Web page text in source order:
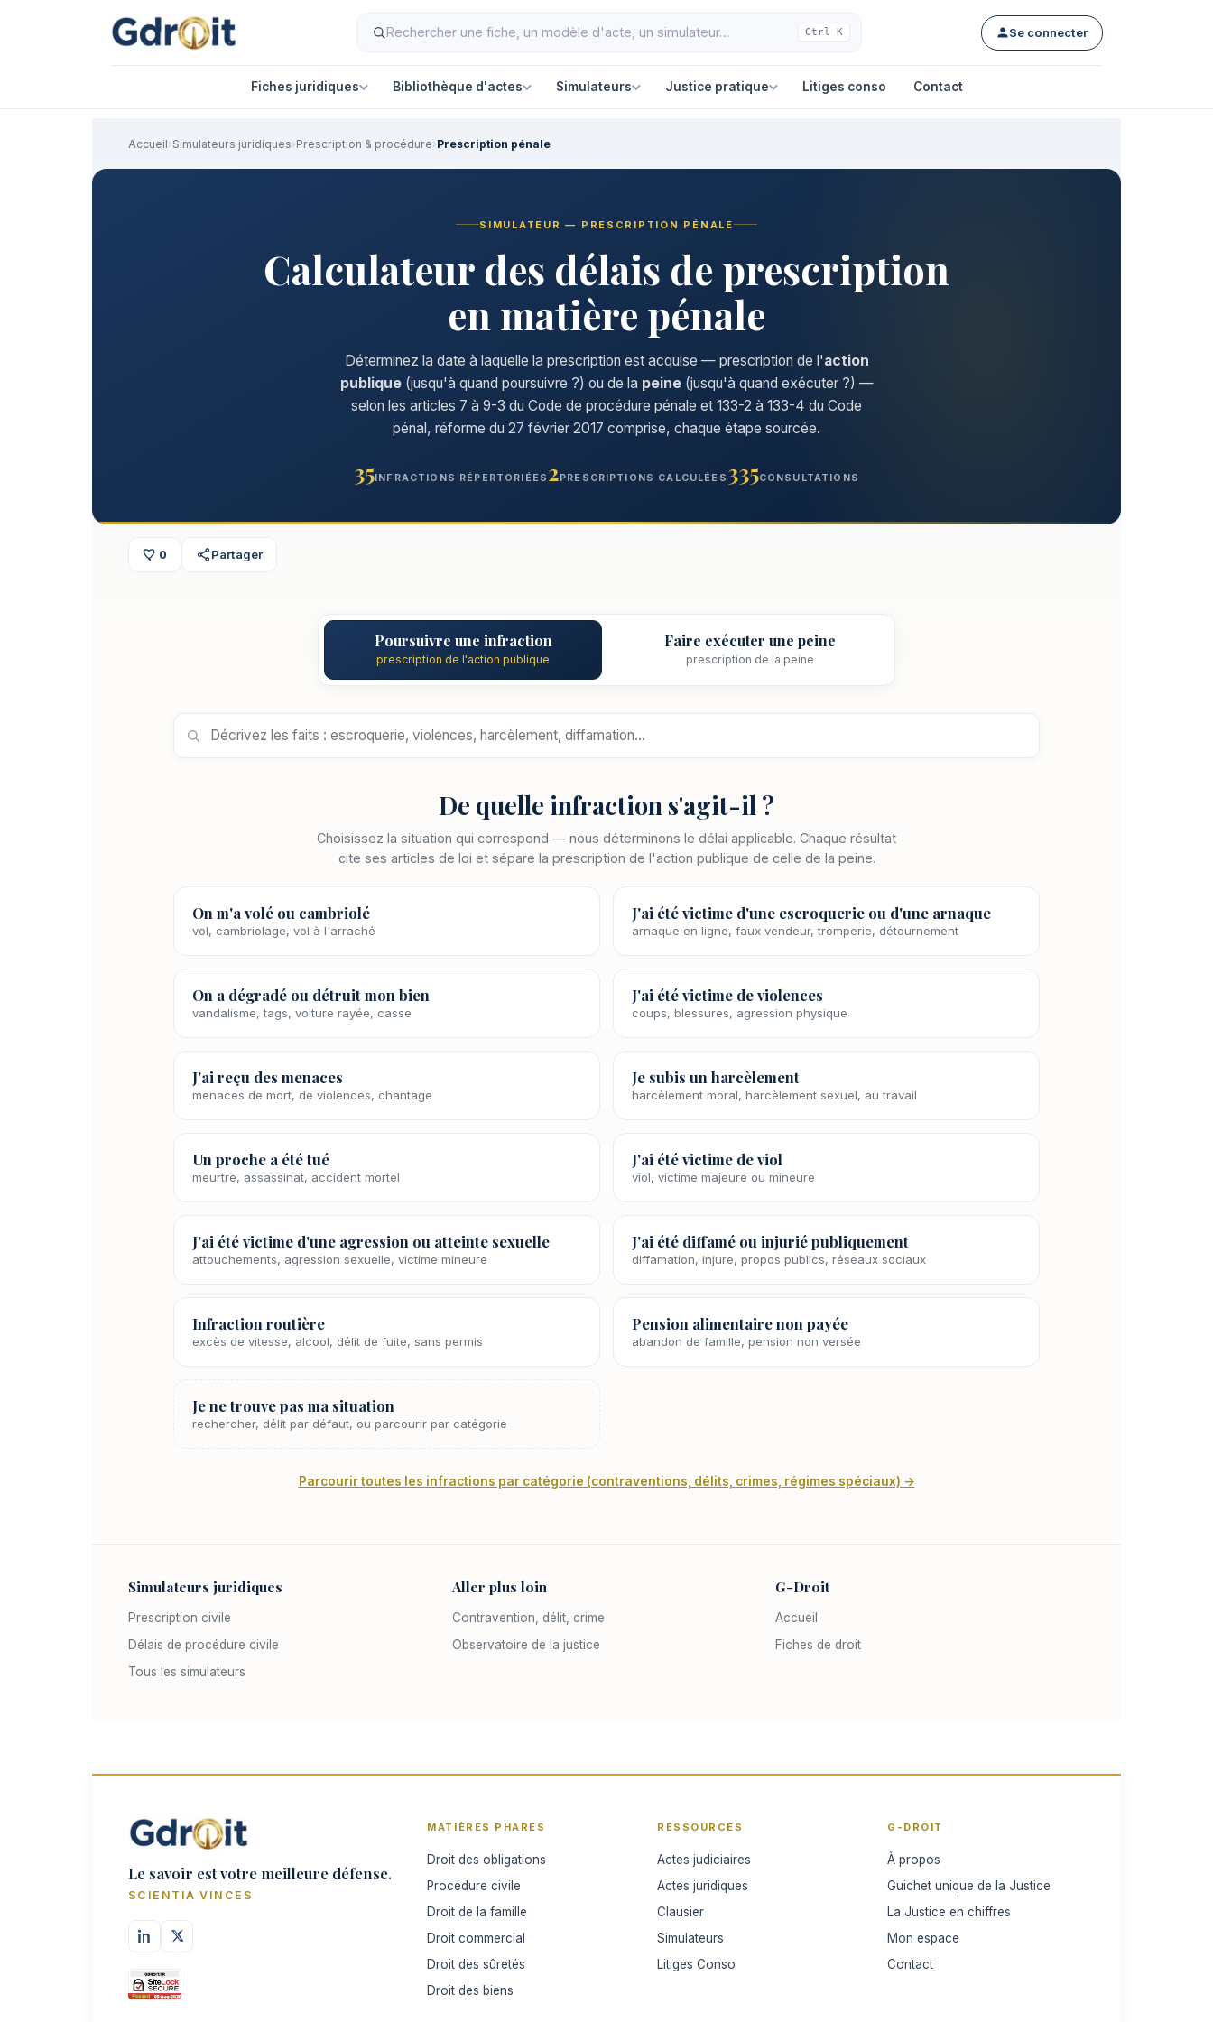
Ctrl K Se connecter
Fiches juridiques Bibliothèque d'actes Simulateurs Justice pratique Litiges conso Contact
Accueil›Simulateurs juridiques›Prescription & procédure›Prescription pénale
SIMULATEUR — PRESCRIPTION PÉNALE
Calculateur des délais de prescription
en matière pénale
Déterminez la date à laquelle la prescription est acquise — prescription de l'action
publique(jusqu'à quand poursuivre ?) ou de la peine(jusqu'à quand exécuter ?) —
selon les articles 7 à 9-3 du Code de procédure pénale et 133-2 à 133-4 du Code
pénal, réforme du 27 février 2017 comprise, chaque étape sourcée.
35INFRACTIONS RÉPERTORIÉES 2PRESCRIPTIONS CALCULÉES 335CONSULTATIONS
0 Partager
Poursuivre une infraction
prescription de l'action publique
Faire exécuter une peine
prescription de la peine
De quelle infraction s'agit-il ?
Choisissez la situation qui correspond — nous déterminons le délai applicable. Chaque résultat
cite ses articles de loi et sépare la prescription de l'action publique de celle de la peine.
On m'a volé ou cambriolé
vol, cambriolage, vol à l'arraché
J'ai été victime d'une escroquerie ou d'une arnaque
arnaque en ligne, faux vendeur, tromperie, détournement
On a dégradé ou détruit mon bien
vandalisme, tags, voiture rayée, casse
J'ai été victime de violences
coups, blessures, agression physique
J'ai reçu des menaces
menaces de mort, de violences, chantage
Je subis un harcèlement
harcèlement moral, harcèlement sexuel, au travail
Un proche a été tué
meurtre, assassinat, accident mortel
J'ai été victime de viol
viol, victime majeure ou mineure
J'ai été victime d'une agression ou atteinte sexuelle
attouchements, agression sexuelle, victime mineure
J'ai été diffamé ou injurié publiquement
diffamation, injure, propos publics, réseaux sociaux
Infraction routière
excès de vitesse, alcool, délit de fuite, sans permis
Pension alimentaire non payée
abandon de famille, pension non versée
Je ne trouve pas ma situation
rechercher, délit par défaut, ou parcourir par catégorie
Parcourir toutes les infractions par catégorie (contraventions, délits, crimes, régimes spéciaux) →
Simulateurs juridiques
Prescription civile
Délais de procédure civile
Tous les simulateurs
Aller plus loin
Contravention, délit, crime
Observatoire de la justice
G-Droit
Accueil
Fiches de droit
Le savoir est votre meilleure défense.
SCIENTIA VINCES
MATIÈRES PHARES
Droit des obligations
Procédure civile
Droit de la famille
Droit commercial
Droit des sûretés
Droit des biens
RESSOURCES
Actes judiciaires
Actes juridiques
Clausier
Simulateurs
Litiges Conso
G-DROIT
À propos
Guichet unique de la Justice
La Justice en chiffres
Mon espace
Contact